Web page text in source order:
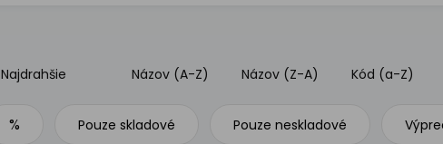
Najdrahšie Názov (A-Z) Názov (Z-A) Kód (a-Z)
% Pouze skladové Pouze neskladové